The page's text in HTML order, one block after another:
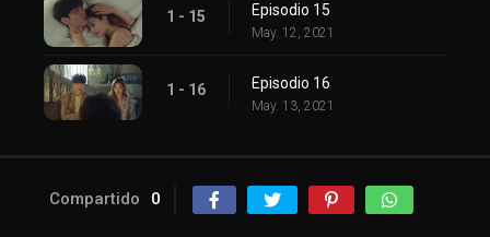
1 - 15 Episodio 15
May. 12, 2021
1 - 16 Episodio 16
May. 13, 2021
Compartido 0